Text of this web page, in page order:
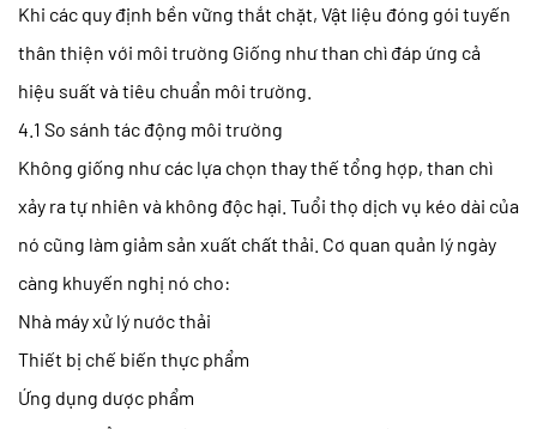
Khi các quy định bền vững thắt chặt, Vật liệu đóng gói tuyến
thân thiện với môi trường Giống như than chì đáp ứng cả
hiệu suất và tiêu chuẩn môi trường.
4.1 So sánh tác động môi trường
Không giống như các lựa chọn thay thế tổng hợp, than chì
xảy ra tự nhiên và không độc hại. Tuổi thọ dịch vụ kéo dài của
nó cũng làm giảm sản xuất chất thải. Cơ quan quản lý ngày
càng khuyến nghị nó cho:
Nhà máy xử lý nước thải
Thiết bị chế biến thực phẩm
Ứng dụng dược phẩm